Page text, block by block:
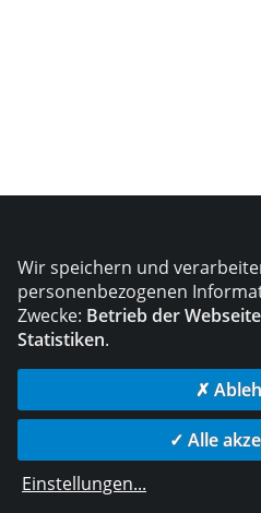
Wir speichern und
personenbezogenen
Zwecke: Betrieb der
Statistiken.
✗
✓ Alle
Einstellungen...